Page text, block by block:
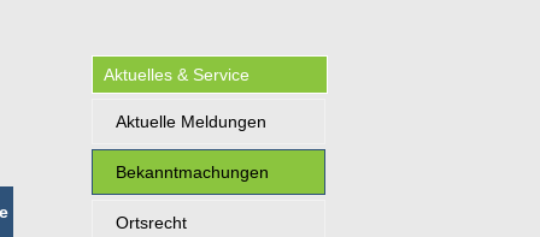
Aktuelles & Service
Aktuelle Meldungen
Bekanntmachungen
Ortsrecht